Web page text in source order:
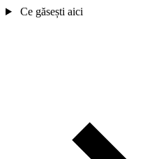
Ce găsești aici